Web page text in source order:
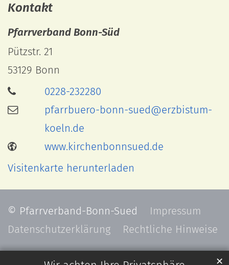
✕
Kontakt
Pfarrverband Bonn-Süd
Pützstr. 21
53129 Bonn
0228-232280
pfarrbuero-bonn-sued@erzbistum-
koeln.de
www.kirchenbonnsued.de
Visitenkarte herunterladen
© Pfarrverband-Bonn-Sued
Impressum
Datenschutzerklärung
Rechtliche Hinweise